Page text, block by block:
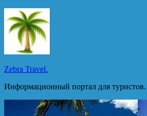
Перейти
к
содержимому
Zebra Travel.
Информационный портал для туристов.